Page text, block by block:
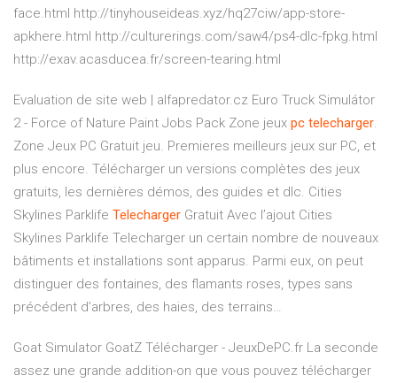
face.html http://tinyhouseideas.xyz/hq27ciw/app-store-
apkhere.html http://culturerings.com/saw4/ps4-dlc-fpkg.html
http://exav.acasducea.fr/screen-tearing.html
Evaluation de site web | alfapredator.cz Euro Truck Simulátor
2 - Force of Nature Paint Jobs Pack Zone jeux pc telecharger.
Zone Jeux PC Gratuit jeu. Premieres meilleurs jeux sur PC, et
plus encore. Télécharger un versions complètes des jeux
gratuits, les dernières démos, des guides et dlc. Cities
Skylines Parklife Telecharger Gratuit Avec l’ajout Cities
Skylines Parklife Telecharger un certain nombre de nouveaux
bâtiments et installations sont apparus. Parmi eux, on peut
distinguer des fontaines, des flamants roses, types sans
précédent d’arbres, des haies, des terrains…
Goat Simulator GoatZ Télécharger - JeuxDePC.fr La seconde
assez une grande addition-on que vous pouvez télécharger